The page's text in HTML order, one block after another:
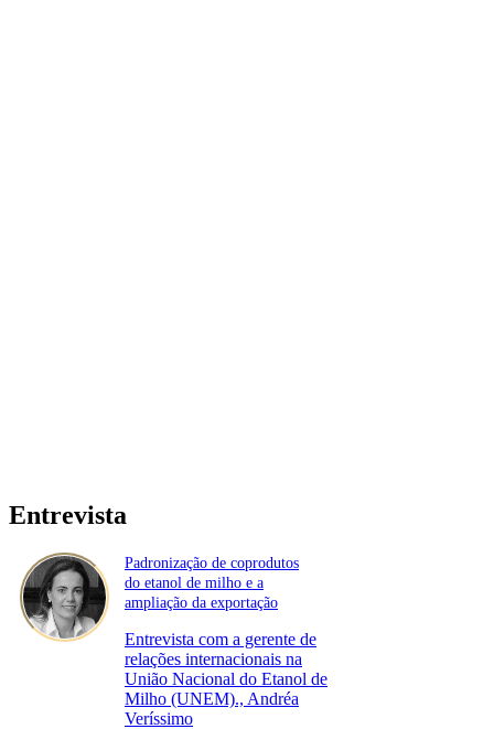
Entrevista
Padronização de coprodutos
do etanol de milho e a
ampliação da exportação
Entrevista com a gerente de
relações internacionais na
União Nacional do Etanol de
Milho (UNEM)., Andréa
Veríssimo